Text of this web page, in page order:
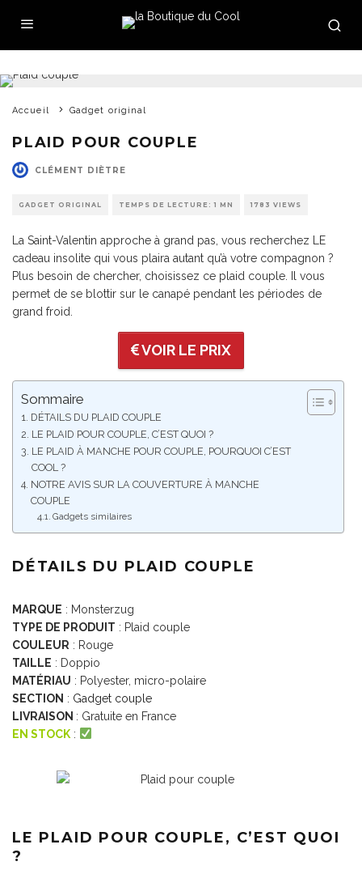
Accueil Gadget original
PLAID POUR COUPLE
CLÉMENT DIÈTRE
GADGET ORIGINAL TEMPS DE LECTURE: 1 MN 1783 VIEWS
La Saint-Valentin approche à grand pas, vous recherchez LE
cadeau insolite qui vous plaira autant qu’à votre compagnon ?
Plus besoin de chercher, choisissez ce plaid couple. Il vous
permet de se blottir sur le canapé pendant les périodes de
grand froid.
VOIR LE PRIX
Sommaire
DÉTAILS DU PLAID COUPLE
LE PLAID POUR COUPLE, C’EST QUOI ?
LE PLAID À MANCHE POUR COUPLE, POURQUOI C’EST
COOL ?
NOTRE AVIS SUR LA COUVERTURE À MANCHE
COUPLE
Gadgets similaires
DÉTAILS DU PLAID COUPLE
MARQUE : Monsterzug
TYPE DE PRODUIT : Plaid couple
COULEUR : Rouge
TAILLE : Doppio
MATÉRIAU : Polyester, micro-polaire
SECTION : Gadget couple
LIVRAISON : Gratuite en France
EN STOCK :
LE PLAID POUR COUPLE, C’EST QUOI
?